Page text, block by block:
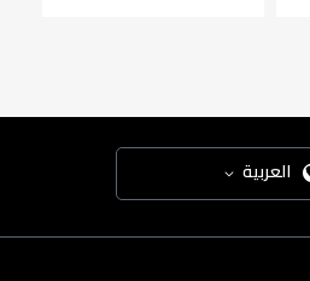
العربية